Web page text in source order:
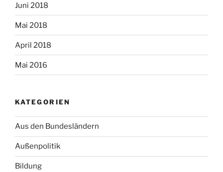
Juni 2018
Mai 2018
April 2018
Mai 2016
KATEGORIEN
Aus den Bundesländern
Außenpolitik
Bildung